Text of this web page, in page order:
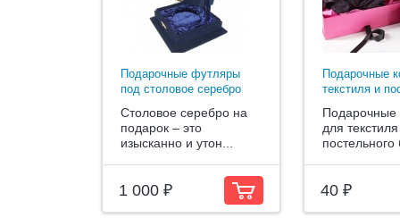
Подарочные футляры
под столовое серебро
Столовое серебро на
подарок – это
изысканно и утон...
1 000 ₽
Подарочные
текстиля и
Подарочные
для
постельного
40 ₽